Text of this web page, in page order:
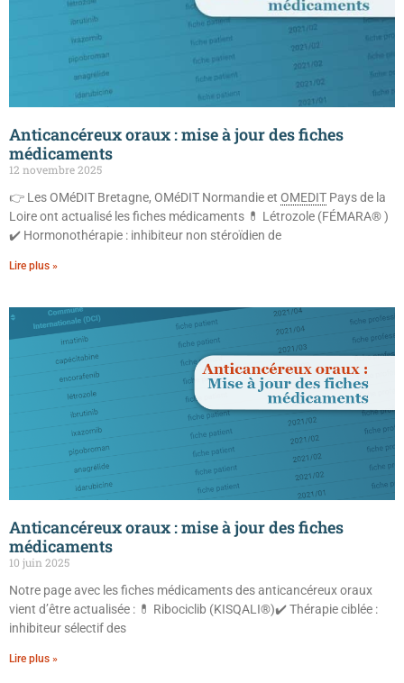
Anticancéreux oraux : mise à jour des fiches
médicaments
12 novembre 2025
👉 Les OMéDIT Bretagne, OMéDIT Normandie et OMEDIT Pays de la
Loire ont actualisé les fiches médicaments 💊 Létrozole (FÉMARA® )
✔️ Hormonothérapie : inhibiteur non stéroïdien de
Lire plus »
Anticancéreux oraux : mise à jour des fiches
médicaments
10 juin 2025
Notre page avec les fiches médicaments des anticancéreux oraux
vient d’être actualisée : 💊 Ribociclib (KISQALI®)✔️ Thérapie ciblée :
inhibiteur sélectif des
Lire plus »